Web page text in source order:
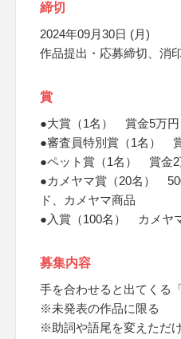
締切
2024年09月30日 (月)
作品提出・応募締切、消
賞
●大賞（1名） 賞金5万円
●審査員特別賞（1名）
●ペット賞（1名） 賞金2
●カメヤマ賞（20名）
ド、カメヤマ商品
●入賞（100名） カメヤ
募集内容
手を合わせると出てくる
※未発表の作品に限る
※助詞や語尾を変えただ